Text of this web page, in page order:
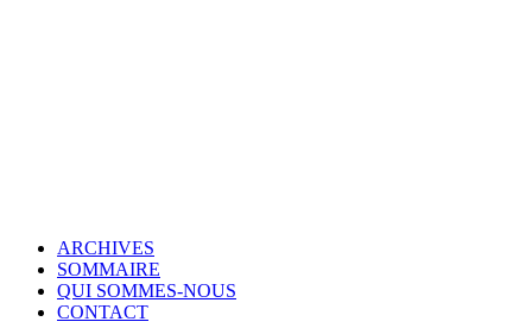
ARCHIVES
SOMMAIRE
QUI SOMMES-NOUS
CONTACT